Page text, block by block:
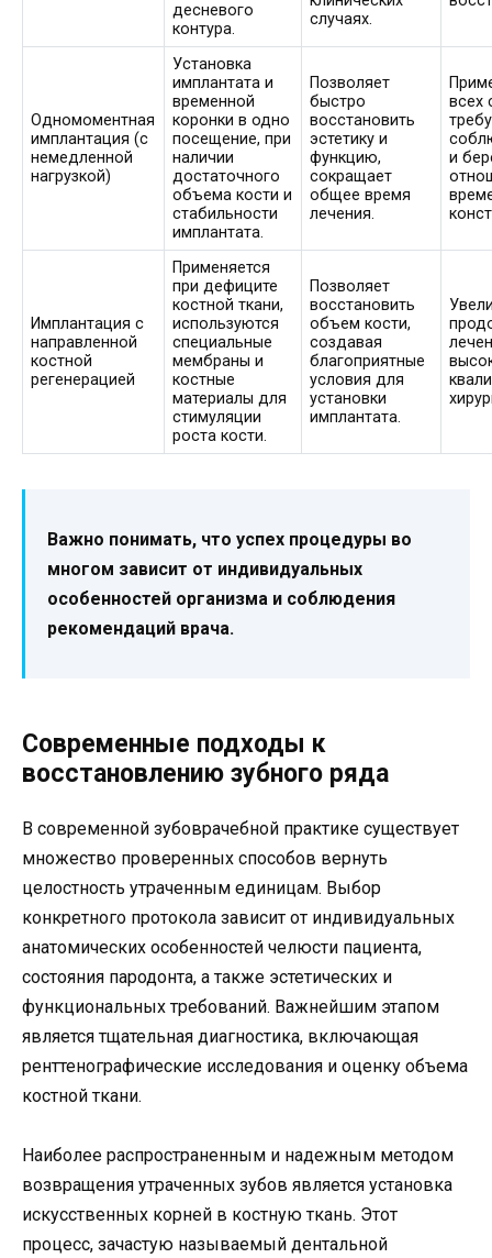
десневого
контура.
случаях.
Одномоментная
имплантация (с
немедленной
нагрузкой)
Установка
имплантата и
временной
коронки в одно
посещение, при
наличии
достаточного
объема кости и
стабильности
имплантата.
Позволяет
быстро
восстановить
эстетику и
функцию,
сокращает
общее время
лечения.
всех
и
Имплантация с
направленной
костной
регенерацией
Применяется
при дефиците
костной ткани,
используются
специальные
мембраны и
костные
материалы для
стимуляции
роста кости.
Позволяет
восстановить
объем кости,
создавая
благоприятные
условия для
установки
имплантата.
Важно понимать, что успех процедуры во
многом зависит от индивидуальных
особенностей организма и соблюдения
рекомендаций врача.
Современные подходы к
восстановлению зубного ряда
В современной зубоврачебной практике существует
множество проверенных способов вернуть
целостность утраченным единицам. Выбор
конкретного протокола зависит от индивидуальных
анатомических особенностей челюсти пациента,
состояния пародонта, а также эстетических и
функциональных требований. Важнейшим этапом
является тщательная диагностика, включающая
ренттенографические исследования и оценку объема
костной ткани.
Наиболее распространенным и надежным методом
возвращения утраченных зубов является установка
искусственных корней в костную ткань. Этот
процесс, зачастую называемый дентальной